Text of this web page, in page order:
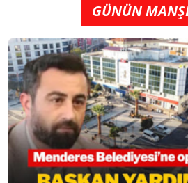
GÜNÜN